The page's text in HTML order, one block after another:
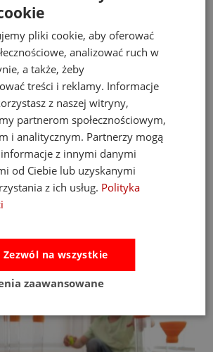
-15%
Uni Que Maskotka Przytulanka
56 cm sigikid 3+
369,00 zł313,65 zł
do koszyka
pliki cookie, aby oferować
analizować ruch w
a także, żeby
treści i reklamy. Informacje
z naszej witryny,
partnerom społecznościowym,
i analitycznym. Partnerzy mogą
informacje z innymi danymi
od Ciebie lub uzyskanymi
z ich usług. Polityka
Zezwól na wszystkie
zaawansowane